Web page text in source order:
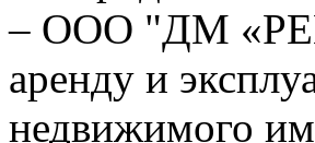
– ООО "ДМ
аренду и
недвижимого